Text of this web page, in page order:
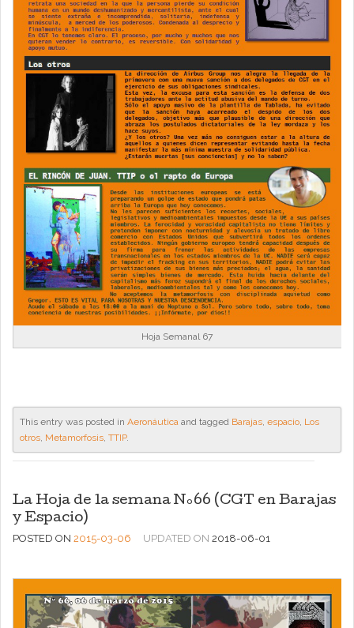
Hoja Semanal 67
This entry was posted in Aeronáutica and tagged Barajas, espacio, Los
otros, Metamorfosis, TTIP.
La Hoja de la semana Nº66 (CGT en Barajas
y Espacio)
POSTED ON 2015-03-06 UPDATED ON 2018-06-01